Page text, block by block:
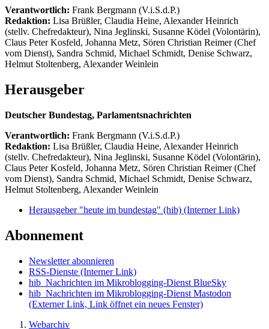
Verantwortlich: Frank Bergmann (V.i.S.d.P.)
Redaktion: Lisa Brüßler, Claudia Heine, Alexander Heinrich
(stellv. Chefredakteur), Nina Jeglinski, Susanne Ködel (Volontärin),
Claus Peter Kosfeld, Johanna Metz, Sören Christian Reimer (Chef
vom Dienst), Sandra Schmid, Michael Schmidt, Denise Schwarz,
Helmut Stoltenberg, Alexander Weinlein
Herausgeber
Deutscher Bundestag, Parlamentsnachrichten
Verantwortlich: Frank Bergmann (V.i.S.d.P.)
Redaktion: Lisa Brüßler, Claudia Heine, Alexander Heinrich
(stellv. Chefredakteur), Nina Jeglinski, Susanne Ködel (Volontärin),
Claus Peter Kosfeld, Johanna Metz, Sören Christian Reimer (Chef
vom Dienst), Sandra Schmid, Michael Schmidt, Denise Schwarz,
Helmut Stoltenberg, Alexander Weinlein
Herausgeber "heute im bundestag" (hib) (Interner Link)
Abonnement
Newsletter abonnieren
RSS-Dienste (Interner Link)
hib_Nachrichten im Mikroblogging-Dienst BlueSky
hib_Nachrichten im Mikroblogging-Dienst Mastodon
(Externer Link, Link öffnet ein neues Fenster)
Webarchiv